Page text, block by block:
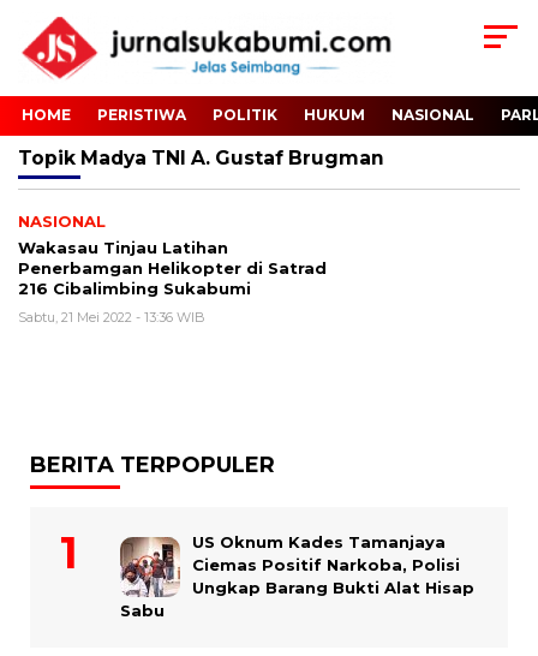
HOME PERISTIWA POLITIK HUKUM NASIONAL
Topik Madya TNI A. Gustaf Brugman
NASIONAL
Wakasau Tinjau Latihan
Penerbamgan Helikopter di Satrad
216 Cibalimbing Sukabumi
Sabtu, 21 Mei 2022 - 13:36 WIB
BERITA TERPOPULER
US Oknum Kades Tamanjaya
Ciemas Positif Narkoba, Polisi
Ungkap Barang Bukti Alat Hisap
Sabu